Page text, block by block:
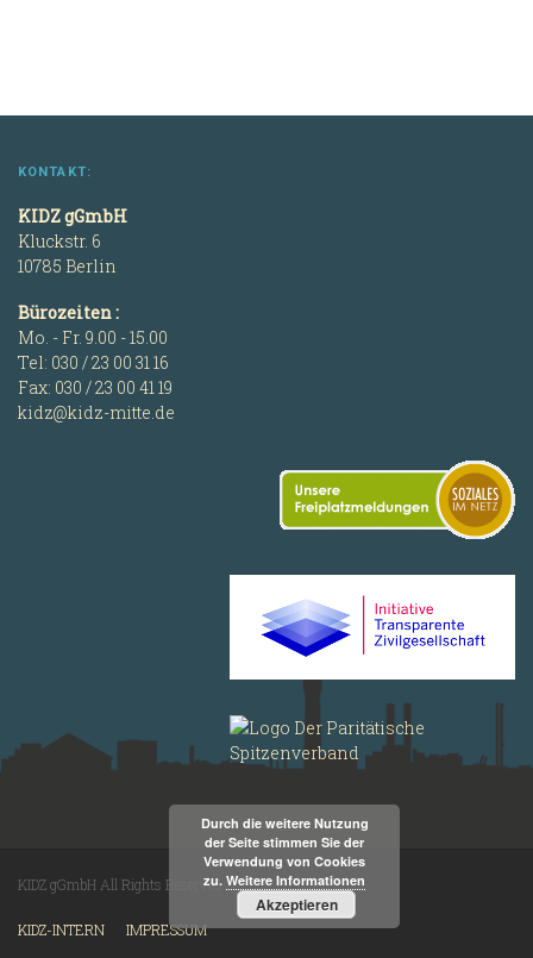
KONTAKT:
KIDZ gGmbH
Kluckstr. 6
10785 Berlin
Bürozeiten :
Mo. - Fr. 9.00 - 15.00
Tel: 030 / 23 00 31 16
Fax: 030 / 23 00 41 19
kidz@kidz-mitte.de
KIDZ gGmbH All Rights Reserved
KIDZ-INTERN IMPRESSUM
Durch die weitere Nutzung
der Seite stimmen Sie der
Verwendung von Cookies
zu. Weitere Informationen
Akzeptieren